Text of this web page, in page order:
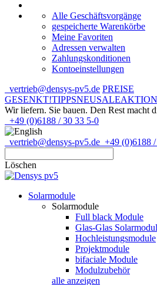
Alle Geschäftsvorgänge
gespeicherte Warenkörbe
Meine Favoriten
Adressen verwalten
Zahlungskonditionen
Kontoeinstellungen
vertrieb@densys-pv5.de PREISE
GESENKT!TIPPSNEUSALE
Wir liefern. Sie bauen. Den Rest macht
+49 (0)6188 / 30 33 5-0
vertrieb@densys-pv5.de +49 (0)6188
Löschen
Solarmodule
Solarmodule
Full black Module
Glas-Glas
Hochleistungsmodule
Projektmodule
bifaciale Module
Modulzubehör
alle anzeigen